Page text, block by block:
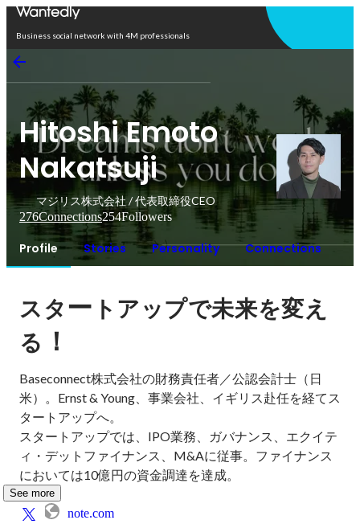
Business social network with 4M professionals
Hitoshi Emoto
Nakatsuji
マジリス株式会社 / 代表取締役CEO
276Connections254Followers
Profile Stories Personality Connections
スター トアップで未来を変え
る ！
Baseconnect株式会社の財務責任者／公認会計士（日
米）。Ernst & Young、事業会社、イギリス赴任を経てス
タートアップへ。
スタートアップでは、IPO業務、ガバナンス、エクイテ
ィ・デットファイナンス、M&Aに従事。ファイナンス
においては10億円の資金調達を達成。
See more
note.com